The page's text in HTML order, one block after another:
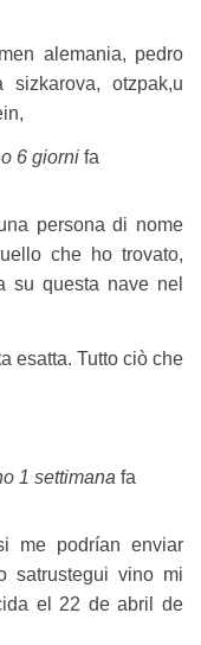
alemania, pedro
sizkarova, otzpak,u
6 giorni fa
persona di nome
che ho trovato,
su questa nave nel
esatta. Tutto ciò che
1 settimana fa
me podrían enviar
satrustegui vino mi
el 22 de abril de